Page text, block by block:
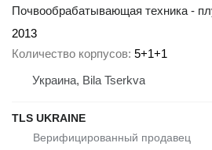
Почвообрабатывающая техника -
2013
Количество корпусов 5+1+1
Украина, Bila Tserkva
TLS UKRAINE